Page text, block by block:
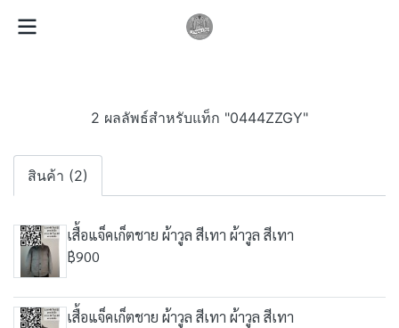
2 ผลลัพธ์สำหรับแท็ก "0444ZZGY"
สินค้า (2)
เสื้อแจ็คเก็ตชาย ผ้าวูล สีเทา ผ้าวูล สีเทา
฿900
เสื้อแจ็คเก็ตชาย ผ้าวูล สีเทา ผ้าวูล สีเทา